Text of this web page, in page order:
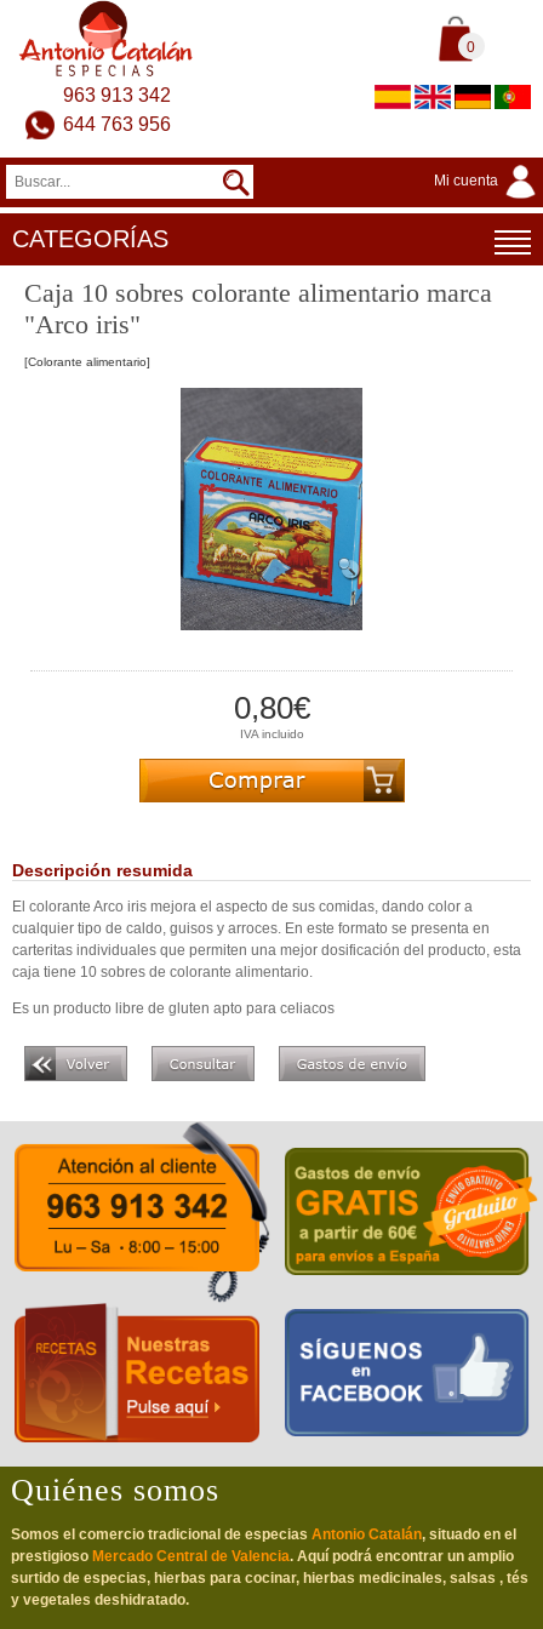
0
963 913 342
644 763 956
Mi cuenta
CATEGORÍAS
Caja 10 sobres colorante alimentario marca
"Arco iris"
[Colorante alimentario]
0,80€
IVA incluido
Descripción resumida
El colorante Arco iris mejora el aspecto de sus comidas, dando color a
cualquier tipo de caldo, guisos y arroces. En este formato se presenta en
carteritas individuales que permiten una mejor dosificación del producto, esta
caja tiene 10 sobres de colorante alimentario.
Es un producto libre de gluten apto para celiacos
Quiénes somos
Somos el comercio tradicional de especias Antonio Catalán, situado en el
prestigioso Mercado Central de Valencia. Aquí podrá encontrar un amplio
surtido de especias, hierbas para cocinar, hierbas medicinales, salsas , tés
y vegetales deshidratado.